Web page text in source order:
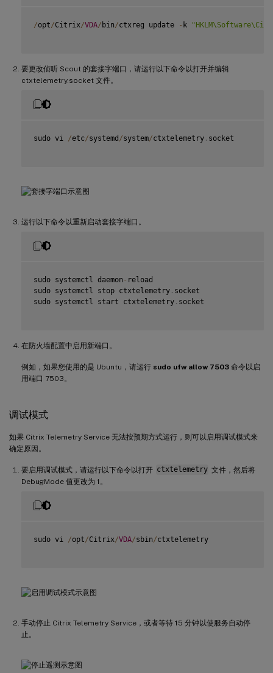
/opt/Citrix/VDA/ bin/ctxreg update - k
要更改侦听 Scout 的套接字端口，请运行以下命令以打开并编辑
ctxtelemetry.socket 文件。
sudo vi /etc/systemd /system/ctxtelemetry . socket
运行以下命令以重新启动套接字端口。
sudo systemctl daemon - reload
sudo systemctl stop ctxtelemetry . socket
sudo systemctl start ctxtelemetry . socket
在防火墙配置中启用新端口。
例如，如果您使用的是 Ubuntu，请运行 sudo ufw allow 7503 命令以启
用端口 7503。
调试模式
如果 Citrix Telemetry Service 无法按预期方式运行，则可以启用调试模式来
确定原因。
要启用调试模式，请运行以下命令以打开 ctxtelemetry 文件，然后将
DebugMode 值更改为 1。
sudo vi /opt/Citrix/VDA/sbin/ctxtelemetry
手动停止 Citrix Telemetry Service，或者等待 15 分钟以使服务自动停
止。